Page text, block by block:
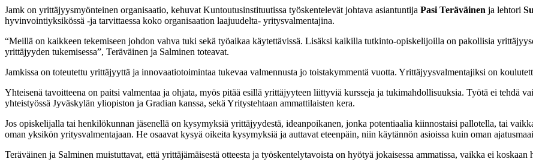
Jamk on yrittäjyysmyönteinen organisaatio, kehuvat Kuntoutusinstituutissa työskentelevät johtava asiantuntija Pasi Teräväinen ja lehtori
hyvinvointiyksikössä -ja tarvittaessa koko organisaation laajuudelta- yritysvalmentajina.
“Meillä on kaikkeen tekemiseen johdon vahva tuki sekä työaikaa käytettävissä. Lisäksi kaikilla tutkinto-opiskelijoilla on pakollisia
yrittäjyyden tukemisessa”, Teräväinen ja Salminen toteavat.
Jamkissa on toteutettu yrittäjyyttä ja innovaatiotoimintaa tukevaa valmennusta jo toistakymmentä vuotta. Yrittäjyysvalmentajiksi on
Yhteisenä tavoitteena on paitsi valmentaa ja ohjata, myös pitää esillä yrittäjyyteen liittyviä kursseja ja tukimahdollisuuksia. Työtä ei tehdä
yhteistyössä Jyväskylän yliopiston ja Gradian kanssa, sekä Yritystehtaan ammattilaisten kera.
Jos opiskelijalla tai henkilökunnan jäsenellä on kysymyksiä yrittäjyydestä, ideanpoikanen, jonka potentiaalia kiinnostaisi pallotella, tai
oman yksikön yritysvalmentajaan. He osaavat kysyä oikeita kysymyksiä ja auttavat eteenpäin, niin käytännön asioissa kuin oman
Teräväinen ja Salminen muistuttavat, että yrittäjämäisestä otteesta ja työskentelytavoista on hyötyä jokaisessa ammatissa, vaikka ei koskaan